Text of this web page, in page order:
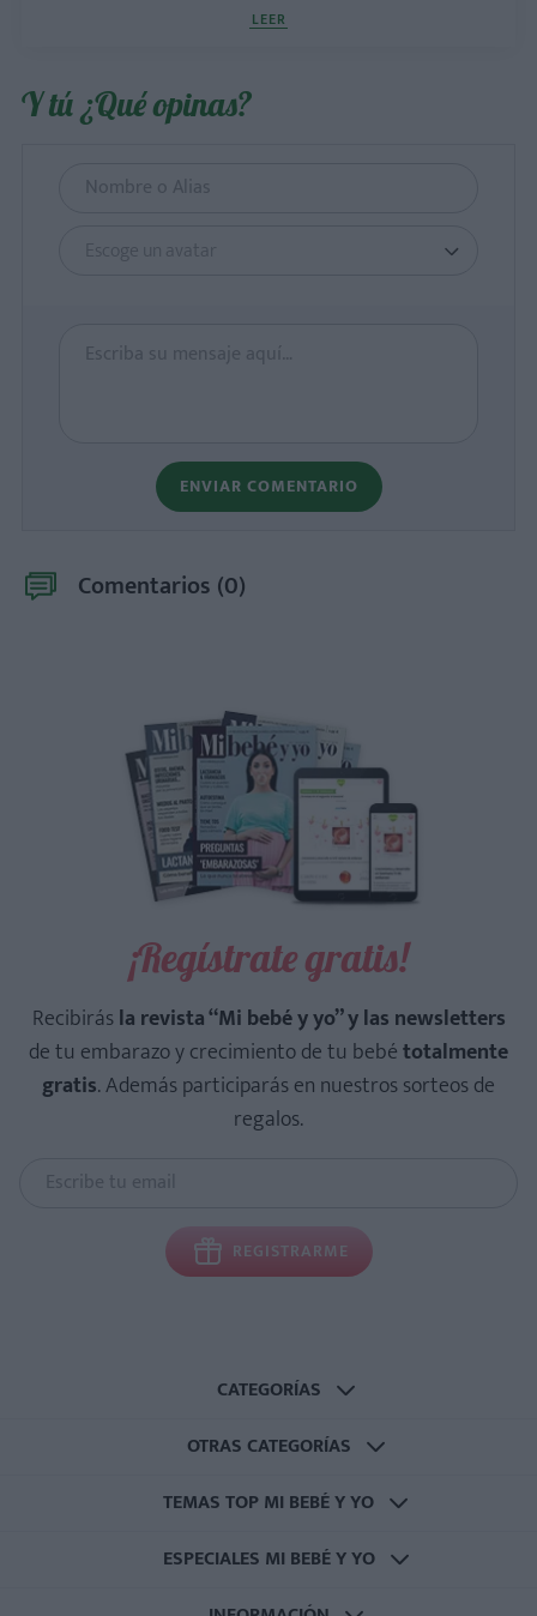
LEER
Y tú ¿Qué opinas?
Escoge un avatar
ENVIAR COMENTARIO
Comentarios (0)
¡Regístrate gratis!
Recibirásla revista “Mi bebé y yo” y las newsletters
de tu embarazo y crecimiento de tu bebétotalmente
gratis. Además participarás en nuestros sorteos de
regalos.
REGISTRARME
CATEGORÍAS
OTRAS CATEGORÍAS
TEMAS TOP MI BEBÉ Y YO
ESPECIALES MI BEBÉ Y YO